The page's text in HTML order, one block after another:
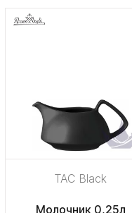
TAC Black
Молочник 0,25л